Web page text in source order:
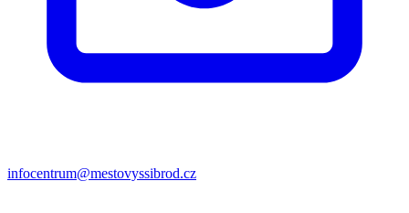
infocentrum@mestovyssibrod.cz